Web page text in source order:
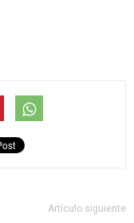
Artículo siguiente